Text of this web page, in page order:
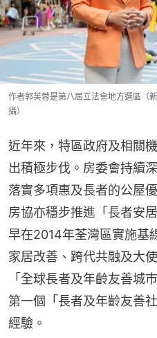
作者郭芙蓉是第八屆立法會地方選區（
攝）
近年來，特區政府及相關
出積極步伐。房委會持續
落實多項惠及長者的公屋
房協亦穩步推進「長者安
早在2014年荃灣區實施基
家居改善、跨代共融及大
「全球長者及年齡友善城
第一個「長者及年齡友善
經驗。